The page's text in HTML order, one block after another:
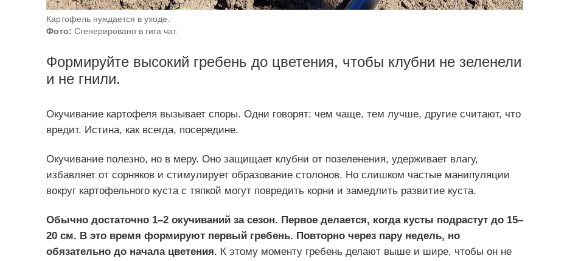
Картофель нуждается в уходе.
Фото: Сгенерировано в гига чат.
Формируйте высокий гребень до цветения, чтобы клубни не зеленели
и не гнили.
Окучивание картофеля вызывает споры. Одни говорят: чем чаще, тем лучше, другие считают, что
вредит. Истина, как всегда, посередине.
Окучивание полезно, но в меру. Оно защищает клубни от позеленения, удерживает влагу,
избавляет от сорняков и стимулирует образование столонов. Но слишком частые манипуляции
вокруг картофельного куста с тяпкой могут повредить корни и замедлить развитие куста.
Обычно достаточно 1–2 окучиваний за сезон. Первое делается, когда кусты подрастут до 15–
20 см. В это время формируют первый гребень. Повторно через пару недель, но
обязательно до начала цветения. К этому моменту гребень делают выше и шире, чтобы он не